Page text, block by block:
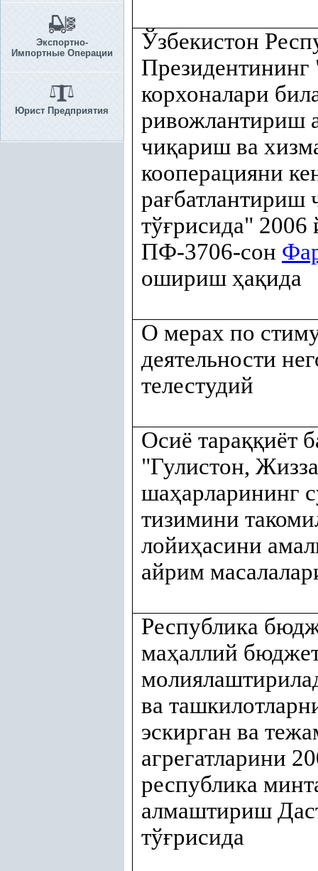
Экспортно-
Импортные Операции
Юрист Предприятия
Ўзбекистон
корхоналари
ривожлантириш
чиқариш ва
кооперацияни
рағбатлантириш
тўғрисида" 2006
ПФ-3706-сон
ошириш ҳақида
О мерах по
деятельности
телестудий
Осиё тараққиёт
"Гулистон,
шаҳарларининг
тизимини
лойиҳасини
айрим
Республика
маҳаллий
ва
эскирган ва
агрегатларини
республика
алмаштириш
тўғрисида